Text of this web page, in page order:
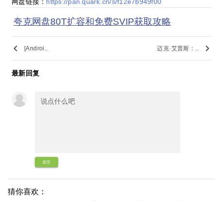
网盘链接： https://pan.quark.cn/s/f12e7b949f00
夸克网盘80T扩容和免费SVIP获取攻略
keyboard_arrow_left [Androi.. 迈克·艾普斯：.. keyboard_arrow_right
最新回复
提交
猜你喜欢：